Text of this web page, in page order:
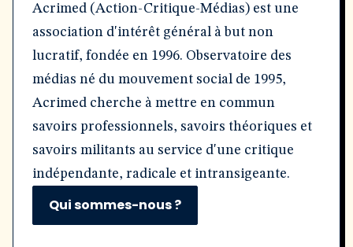
Acrimed (Action-Critique-Médias) est une
association d'intérêt général à but non
lucratif, fondée en 1996. Observatoire des
médias né du mouvement social de 1995,
Acrimed cherche à mettre en commun
savoirs professionnels, savoirs théoriques et
savoirs militants au service d'une critique
indépendante, radicale et intransigeante.
Qui sommes-nous ?